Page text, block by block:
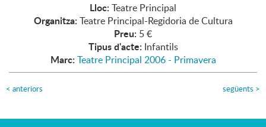
Lloc: Teatre Principal
Organitza: Teatre Principal-Regidoria de Cultura
Preu: 5 €
Tipus d'acte: Infantils
Marc: Teatre Principal 2006 - Primavera
< anteriors següents >